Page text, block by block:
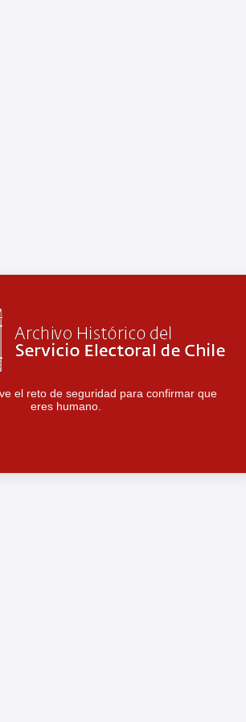
el reto de seguridad para confirmar que
eres humano.